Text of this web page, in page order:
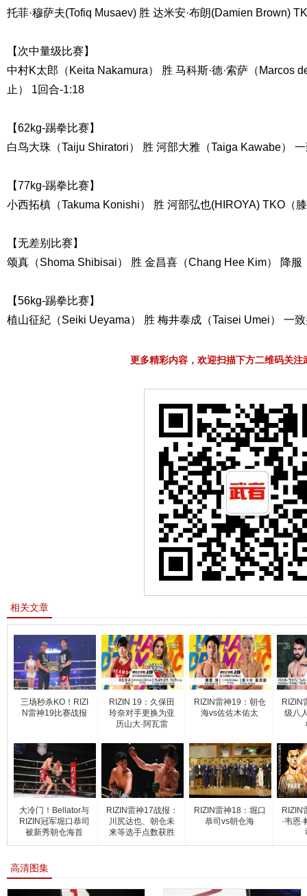
托菲·穆萨夫(Tofiq Musaev) 胜 达米安·布朗(Damien Brown)
【次中量级比赛】
中村K太郎（Keita Nakamura） 胜 马科斯·德·索萨（Marcos
止） 1回合-1:18
【62kg-踢拳比赛】
白鸟大珠（Taiju Shiratori） 胜 河部大雅（Taiga Kawabe）
【77kg-踢拳比赛】
小西拓槙（Takuma Konishi） 胜 河部弘也(HIROYA) TKO（
【无差别比赛】
颂真（Shoma Shibisai） 胜 金昌喜（Chang Hee Kim） 降服
【56kg-踢拳比赛】
植山征紀（Seiki Ueyama） 胜 梅井泰成（Taisei Umei） 一
更多精彩内容，欢迎扫描下方二维码关注
相关文章
三场秒杀KO！RIZI
N雷神19比赛战报
RIZIN 19：久保田
玲奈对手更换为亚
历山大·阿瓦雷
RIZIN雷神19：朝仓
海vs佐佐木佑太
RIZIN
级八
大冷门！Bellator与
RIZIN冠军堀口恭司
被新秀朝仓海首
RIZIN雷神17战报：
川尻达也、朝仓未
来等选手点数获胜
RIZIN雷神18：堀口
恭司vs朝仓海
RIZIN
·韦恩
高清图集